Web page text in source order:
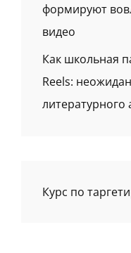
формируют
видео
Как школьная
Reels:
литературного
Курс по